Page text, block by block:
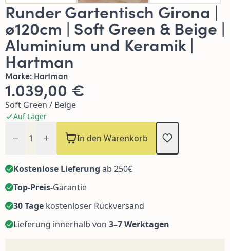
Runder Gartentisch Girona |
ø120cm | Soft Green & Beige |
Aluminium und Keramik |
Hartman
Marke: Hartman
1.039,00 €
Soft Green / Beige
Auf Lager
In den Warenkorb
Kostenlose Lieferung ab 250€
Top-Preis-Garantie
30 Tage kostenloser Rückversand
Lieferung innerhalb von 3–7 Werktagen